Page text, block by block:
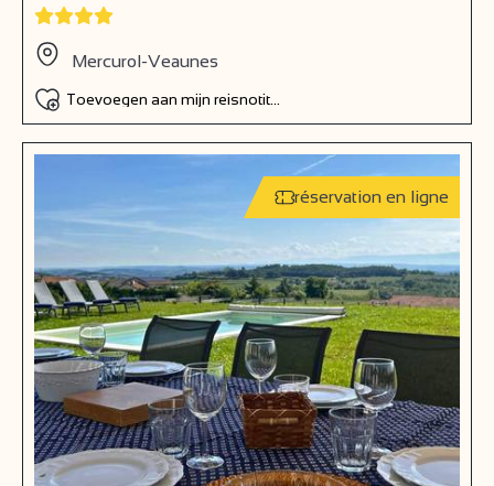
Mercurol-Veaunes
Toevoegen aan mijn reisnotitieboek
réservation en ligne